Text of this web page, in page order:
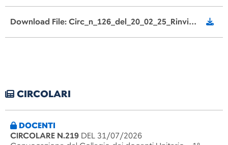
Download File: Circ_n_126_del_20_02_25_Rinvio_corsi_STEM.pdf
CIRCOLARI
DOCENTI
CIRCOLARE N.219 DEL 31/07/2026